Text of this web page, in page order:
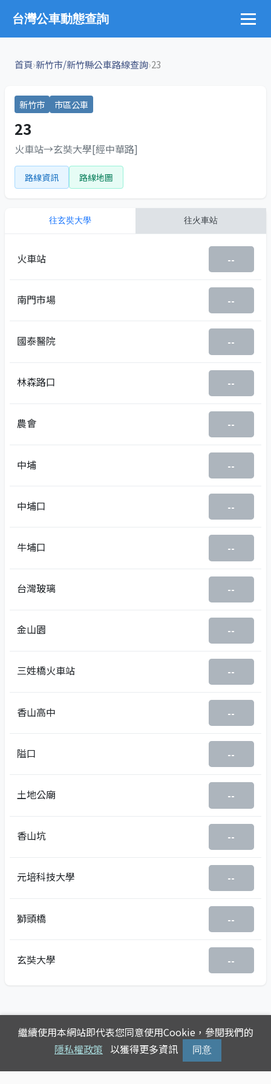
台灣公車動態查詢
首頁›新竹市/新竹縣公車路線查詢›23
新竹市 市區公車
23
火車站→玄奘大學[經中華路]
路線資訊 路線地圖
往玄奘大學 往火車站
火車站 --
南門市場 --
國泰醫院 --
林森路口 --
農會 --
中埔 --
中埔口 --
牛埔口 --
台灣玻璃 --
金山園 --
三姓橋火車站 --
香山高中 --
隘口 --
土地公廟 --
香山坑 --
元培科技大學 --
獅頭橋 --
玄奘大學 --
繼續使用本網站即代表您同意使用Cookie，參閱我們的
隱私權政策 以獲得更多資訊 同意